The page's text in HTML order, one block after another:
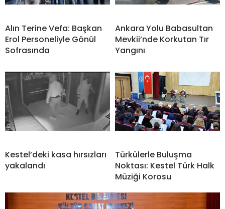
Alın Terine Vefa: Başkan
Erol Personeliyle Gönül
Sofrasında
Ankara Yolu Babasultan
Mevkii’nde Korkutan Tır
Yangını
Kestel’deki kasa hırsızları
yakalandı
Türkülerle Buluşma
Noktası: Kestel Türk Halk
Müziği Korosu